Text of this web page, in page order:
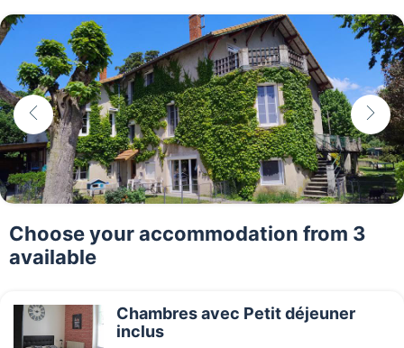
Choose your accommodation from 3
available
Chambres avec Petit déjeuner
inclus